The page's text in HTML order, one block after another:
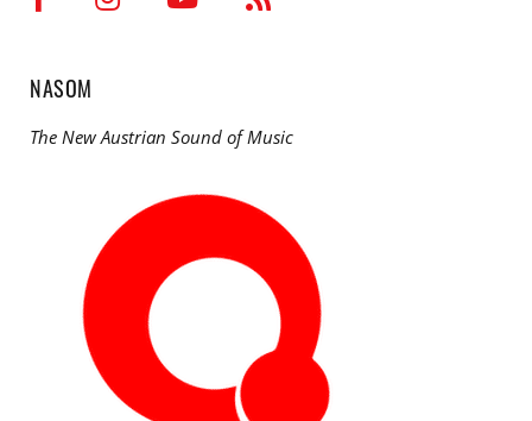
NASOM
The New Austrian Sound of Music